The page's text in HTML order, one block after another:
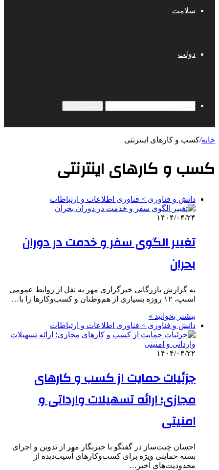
سلامت
دولت
خانه/کسب و کارهای اینترنتی
کسب و کارهای اینترنتی
دانش و فناوری > فناوری اطلاعات و ارتباطات
۱۴۰۴/۰۴/۲۴
تغییر الگوی سفر و خدمت در دوران
بحران
به گزارش بازرگانی خبرگزاری مهر به نقل از روابط عمومی
اسنپ، ۱۲ روزه بسیاری از هم‌وطنان و کسب‌وکارها را با…
بیشتر بخوانید »
دانش و فناوری > فناوری اطلاعات و ارتباطات
۱۴۰۴/۰۴/۲۲
جزئیات حمایت از کسب و کارهای
مجازی؛ ارائه تسهیلات وارداتی و
امنیتی
احسان چیت‌ساز در گفتگو با خبرنگار مهر از تدوین و اجرای
بسته حمایتی ویژه برای کسب‌وکارهای آسیب‌دیده از
محدودیت‌های اخیر…